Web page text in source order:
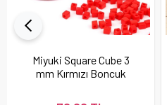
Miyuki Square Cube 3
mm Kırmızı Boncuk